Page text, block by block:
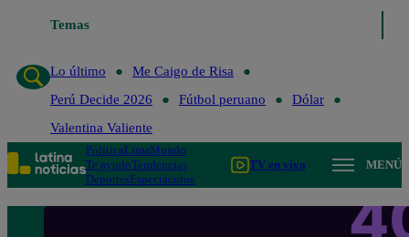
Temas
Lo último
Me Caigo de Risa
Perú Decide 2026
Fútbol peruano
Dólar
Valentina Valiente
PolíticaLimaMundo
Te ayudoTendencias
DeportesEspectáculos
TV en vivo MENÚ